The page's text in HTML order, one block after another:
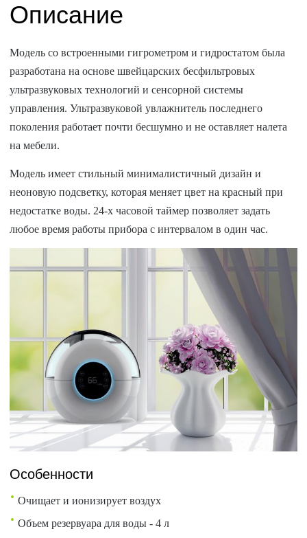
Описание
Модель со встроенными гигрометром и гидростатом была
разработана на основе швейцарских бесфильтровых
ультразвуковых технологий и сенсорной системы
управления. Ультразвуковой увлажнитель последнего
поколения работает почти бесшумно и не оставляет налета
на мебели.
Модель имеет стильный минималистичный дизайн и
неоновую подсветку, которая меняет цвет на красный при
недостатке воды. 24-х часовой таймер позволяет задать
любое время работы прибора с интервалом в один час.
Особенности
Очищает и ионизирует воздух
Объем резервуара для воды - 4 л